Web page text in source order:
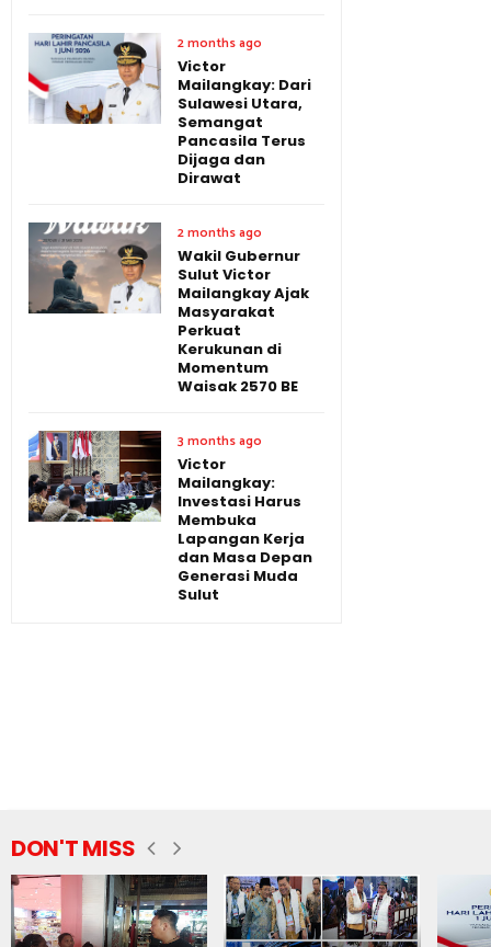
2 months ago
Victor
Mailangkay: Dari
Sulawesi Utara,
Semangat
Pancasila Terus
Dijaga dan
Dirawat
2 months ago
Wakil Gubernur
Sulut Victor
Mailangkay Ajak
Masyarakat
Perkuat
Kerukunan di
Momentum
Waisak 2570 BE
3 months ago
Victor
Mailangkay:
Investasi Harus
Membuka
Lapangan Kerja
dan Masa Depan
Generasi Muda
Sulut
DON'T MISS